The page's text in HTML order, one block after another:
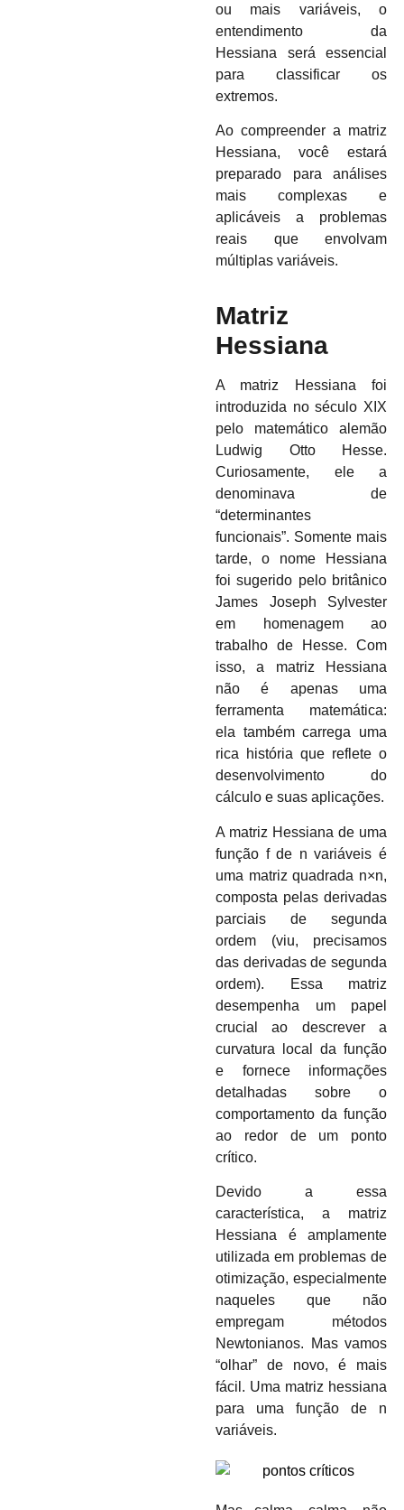
ou mais variáveis, o
entendimento da
Hessiana será essencial
para classificar os
extremos.
Ao compreender a matriz
Hessiana, você estará
preparado para análises
mais complexas e
aplicáveis a problemas
reais que envolvam
múltiplas variáveis.
Matriz
Hessiana
A matriz Hessiana foi
introduzida no século XIX
pelo matemático alemão
Ludwig Otto Hesse.
Curiosamente, ele a
denominava de
“determinantes
funcionais”. Somente mais
tarde, o nome Hessiana
foi sugerido pelo britânico
James Joseph Sylvester
em homenagem ao
trabalho de Hesse.
Com
isso, a matriz Hessiana
não é apenas uma
ferramenta matemática:
ela também carrega uma
rica história que reflete o
desenvolvimento do
cálculo e suas aplicações.
A matriz Hessiana de uma
função f de n variáveis é
uma matriz quadrada n×n,
composta pelas derivadas
parciais de segunda
ordem (viu, precisamos
das derivadas de segunda
ordem). Essa matriz
desempenha um papel
crucial ao descrever a
curvatura local da função
e fornece informações
detalhadas sobre o
comportamento da função
ao redor de um ponto
crítico.
Devido a essa
característica, a matriz
Hessiana é amplamente
utilizada em problemas de
otimização, especialmente
naqueles que não
empregam métodos
Newtonianos. Mas vamos
“olhar” de novo, é mais
fácil. Uma matriz hessiana
para uma função de n
variáveis.